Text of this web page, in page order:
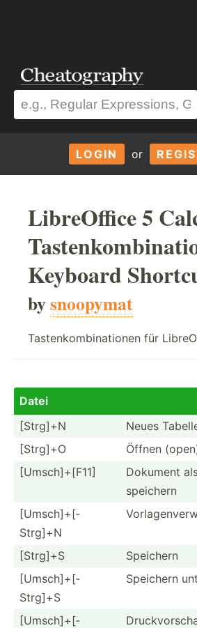
LOGIN or
LibreOffice 5
Keyboard
bysnoopymat
Tastenkombinationen für
Datei
[Strg]+N
Neues
[Strg]+O
Öffnen
[Umsch­]+[F11]
Dokument
speichern
[Umsch­]+[­
Strg]+N
[Strg]+S
Speichern
[Umsch­]+[­
Strg]+S
Speichern
[Umsch­]+[­